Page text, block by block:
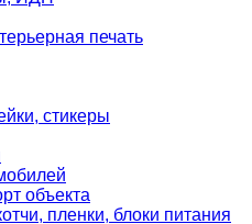
печать
стикеры
объекта
пленки, блоки питания